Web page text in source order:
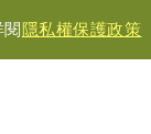
隱私權保護政策